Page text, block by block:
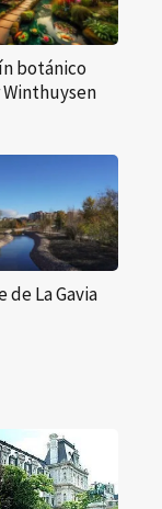
botánico
de La Gavia